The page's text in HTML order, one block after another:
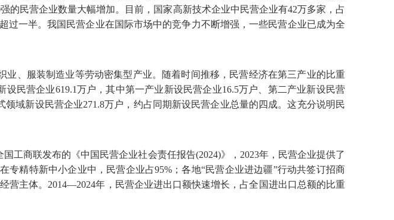
的民营企业数量大幅增加。目前，国家高新技术企业中民营企业有42万多家，占
过一半。我国民营企业在国际市场中的竞争力不断增强，一些民营企业已成为全
、服装制造业等劳动密集型产业。随着时间推移，民营经济在第三产业的比重
民营企业619.1万户，其中第一产业新设民营企业16.5万户、第二产业新设民营
域新设民营企业271.8万户，约占同期新设民营企业总量的四成。这充分说明民
工商联发布的《中国民营企业社会责任报告(2024)》，2023年，民营企业提供了
专精特新中小企业中，民营企业占95%；各地“民营企业进边疆”行动共签订招商
营主体。2014—2024年，民营企业进出口额快速增长，占全国进出口总额的比重